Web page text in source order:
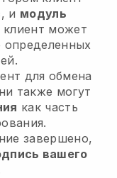
и модуль
клиент может
определенных
для обмена
также могут
как часть
завершено,
вашего